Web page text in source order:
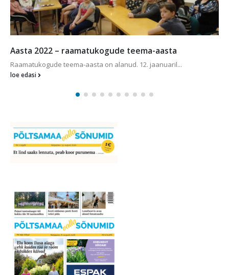
SPORT: Raske treeningul, kergem võistlustel
Selge on, et ilma trennis higi valamata spordis tu...
loe edasi